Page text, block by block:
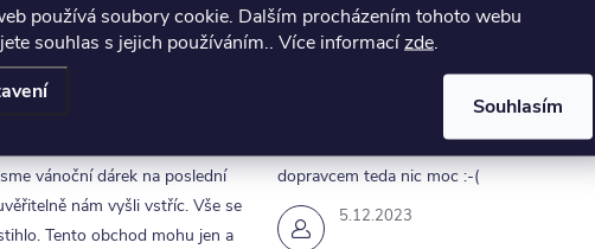
používá soubory cookie. Dalším procházením tohoto webu
souhlas s jejich používáním.. Více informacízde.
Souhlasím
vánoční dárek na poslední
nám vyšli vstříc. Vše se
Tento obchod mohu jen a
5.12.2023
Obchod v pohodě, akorát ta domluva s
dopravcem teda nic moc :-(